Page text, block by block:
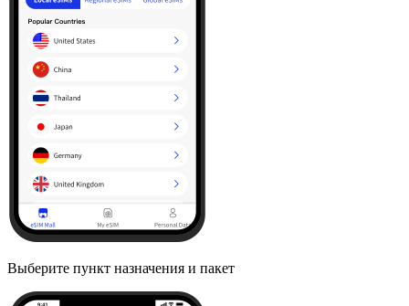
Выберите пункт назначения и пакет